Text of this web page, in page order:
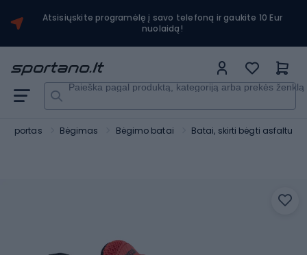
Atsisiųskite programėlę į savo telefoną ir gaukite 10 Eur
nuolaidą!
Paieška pagal produktą, kategoriją arba prekės ženklą
Sportas Bėgimas Bėgimo batai Batai, skirti bėgti asfaltu